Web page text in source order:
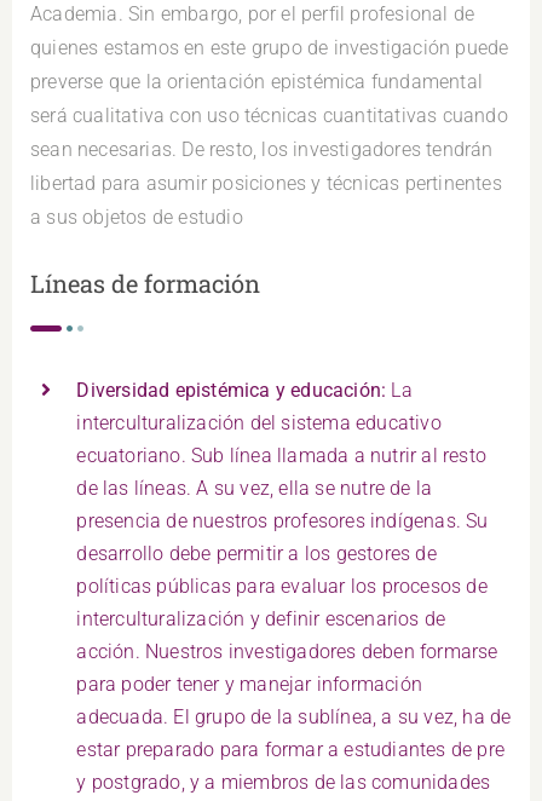
Academia. Sin embargo, por el perfil profesional de
quienes estamos en este grupo de investigación puede
preverse que la orientación epistémica fundamental
será cualitativa con uso técnicas cuantitativas cuando
sean necesarias. De resto, los investigadores tendrán
libertad para asumir posiciones y técnicas pertinentes
a sus objetos de estudio
Líneas de formación
Diversidad epistémica y educación: La
interculturalización del sistema educativo
ecuatoriano. Sub línea llamada a nutrir al resto
de las líneas. A su vez, ella se nutre de la
presencia de nuestros profesores indígenas. Su
desarrollo debe permitir a los gestores de
políticas públicas para evaluar los procesos de
interculturalización y definir escenarios de
acción. Nuestros investigadores deben formarse
para poder tener y manejar información
adecuada. El grupo de la sublínea, a su vez, ha de
estar preparado para formar a estudiantes de pre
y postgrado, y a miembros de las comunidades